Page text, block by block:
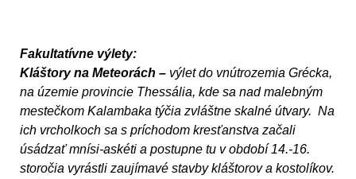
Fakultatívne výlety:
Kláštory na Meteorách – výlet do vnútrozemia Grécka,
na územie provincie Thessália, kde sa nad malebným
mestečkom Kalambaka týčia zvláštne skalné útvary. Na
ich vrcholkoch sa s príchodom kresťanstva začali
úsádzať mnísi-askéti a postupne tu v období 14.-16.
storočia vyrástli zaujímavé stavby kláštorov a kostolíkov.